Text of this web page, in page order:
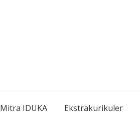
Mitra IDUKA Ekstrakurikuler